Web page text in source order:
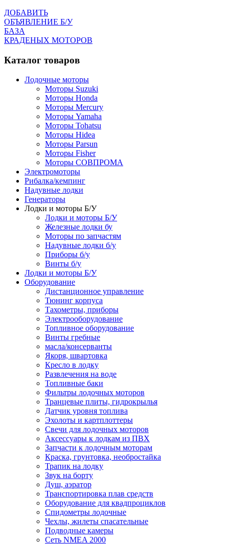
ДОБАВИТЬ
ОБЪЯВЛЕНИЕ Б/У
БАЗА
КРАДЕНЫХ МОТОРОВ
Каталог товаров
Лодочные моторы
Моторы Suzuki
Моторы Honda
Моторы Mercury
Моторы Yamaha
Моторы Tohatsu
Моторы Hidea
Моторы Parsun
Моторы Fisher
Моторы СОВПРОМА
Электромоторы
Рибалка/кемпинг
Надувные лодки
Генераторы
Лодки и моторы Б/У
Лодки и моторы Б/У
Железные лодки бу
Моторы по запчастям
Надувные лодки б/у
Приборы б/у
Винты б/у
Лодки и моторы Б/У
Оборудование
Дистанционное управление
Тюнинг корпуса
Тахометры, приборы
Электрооборудование
Топливное оборудование
Винты гребные
масла/консерванты
Якоря, швартовка
Кресло в лодку
Развлечения на воде
Топливные баки
Фильтры лодочных моторов
Транцевые плиты, гидрокрылья
Датчик уровня топлива
Эхолоты и картплоттеры
Cвечи для лодочных моторов
Аксессуары к лодкам из ПВХ
Запчасти к лодочным моторам
Краска, грунтовка, необростайка
Трапик на лодку
Звук на борту
Душ, аэратор
Транспортировка плав средств
Оборудование для квадпроциклов
Спидометры лодочные
Чехлы, жилеты спасательные
Подводные камеры
Сеть NMEA 2000